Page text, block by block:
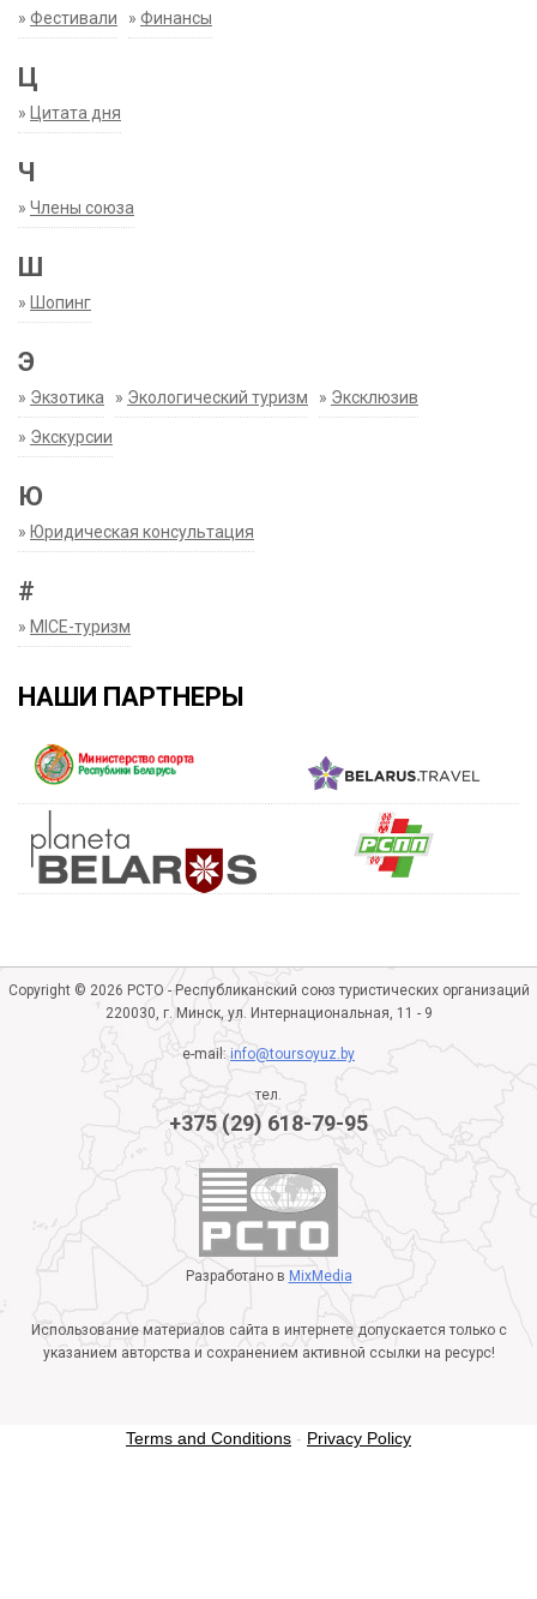
» Фестивали » Финансы
Ц
» Цитата дня
Ч
» Члены союза
Ш
» Шопинг
Э
» Экзотика » Экологический туризм » Эксклюзив
» Экскурсии
Ю
» Юридическая консультация
#
» MICE-туризм
НАШИ ПАРТНЕРЫ
Copyright © 2026 РСТО - Республиканский союз туристических организаций
220030, г. Минск, ул. Интернациональная, 11 - 9
e-mail:info@toursoyuz.by
тел.
+375 (29) 618-79-95
Разработано в MixMedia
Использование материалов сайта в интернете допускается только с
указанием авторства и сохранением активной ссылки на ресурс!
Terms and Conditions - Privacy Policy